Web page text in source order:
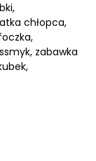
chłopca,
zabawka